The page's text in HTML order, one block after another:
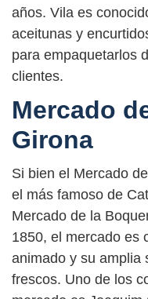
años. Vila es
aceitunas y
para empaquetarlos
clientes.
Mercado
Girona
Si bien el Mercado
el más famoso de
Mercado de la
1850, el mercado es
animado y su amplia
frescos. Uno de los